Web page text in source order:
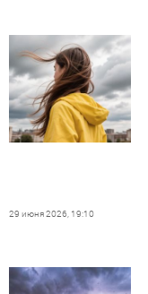
29 июня 2026, 19:10